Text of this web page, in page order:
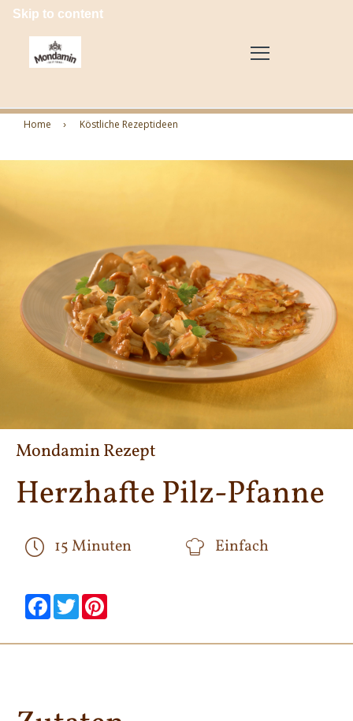
Skip to content
Home Köstliche Rezeptideen
Mondamin Rezept
Herzhafte Pilz-Pfanne
15 Minuten Einfach
null
Facebook
null null
Twitter
null null
null